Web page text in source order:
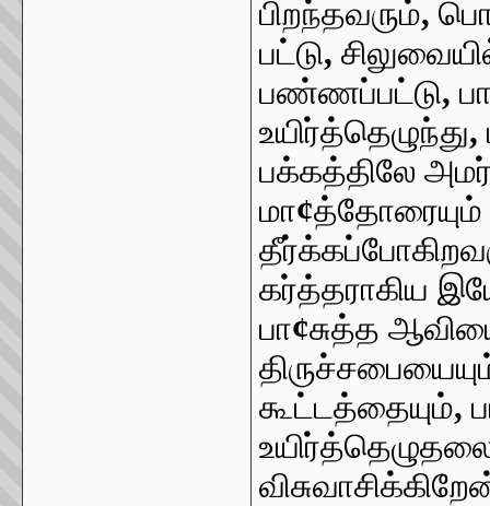
பிறந்தவரும்,
பட்டு,
பண்ணப்பட்டு,
உயிர்த்தெழுந்து,
பக்கத்திலே
மா¢த்தோரையும்
கர்த்தராகிய
பா¢சுத்த
கூட்டத்தையும்,